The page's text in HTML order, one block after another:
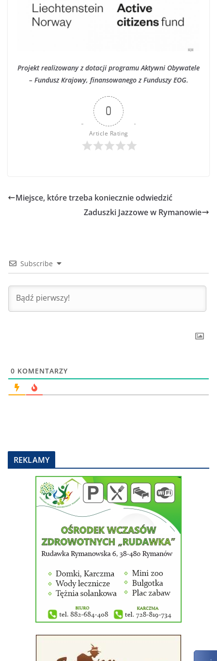
Projekt realizowany z dotacji programu Aktywni Obywatele
– Fundusz Krajowy, finansowanego z Funduszy EOG.
0
Article Rating
Miejsce, które trzeba koniecznie odwiedzić
Zaduszki Jazzowe w Rymanowie
Subscribe
0 KOMENTARZY
REKLAMY